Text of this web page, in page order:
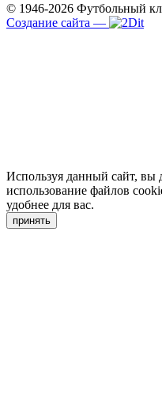
© 1946-2026 Футбольный
Создание сайта —
Используя данный сайт, вы
использование файлов
удобнее для вас.
принять